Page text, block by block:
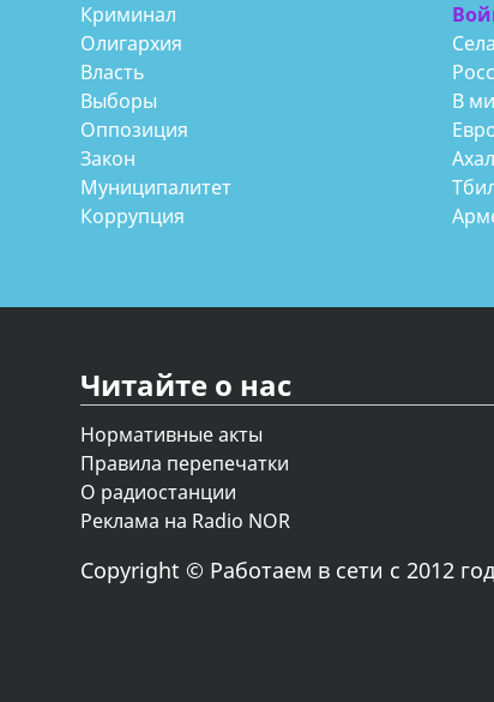
Криминал
Олигархия
Власть
Выборы
Оппозиция
Закон
Муниципалитет
Коррупция
В
Читайте о нас
Нормативные акты
Правила перепечатки
О радиостанции
Реклама на Radio NOR
Copyright © Работаем в сети с 2012